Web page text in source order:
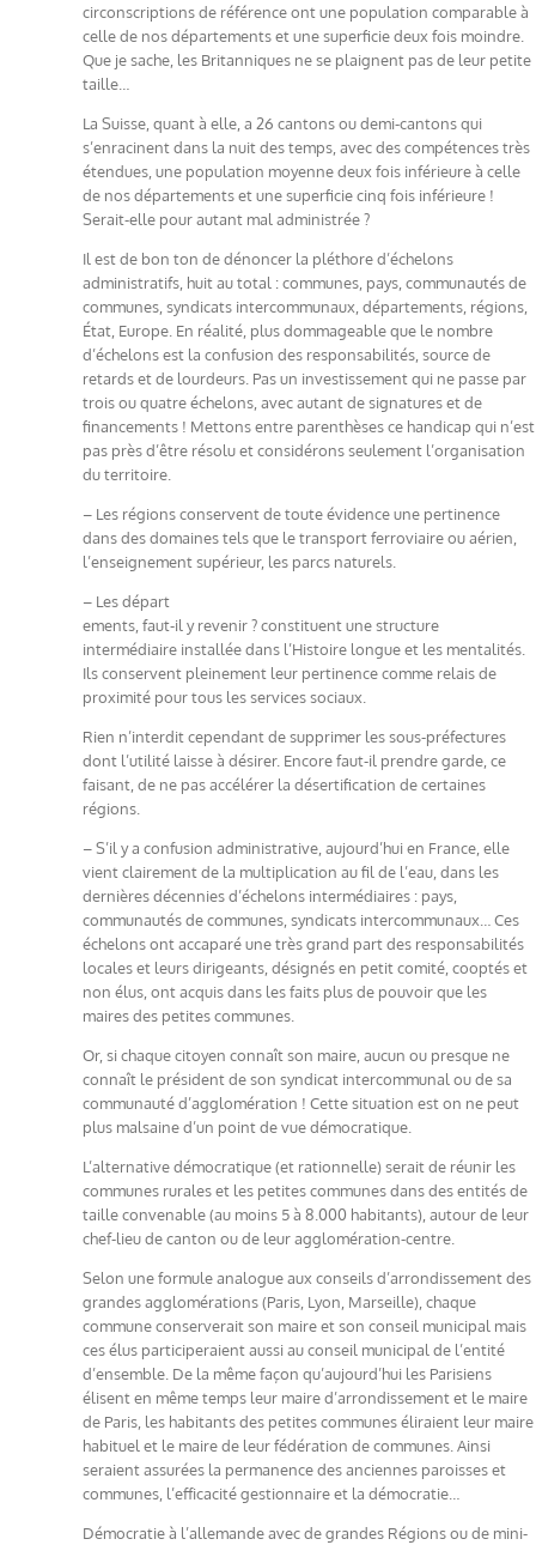
circonscriptions de référence ont une population comparable à
celle de nos départements et une superficie deux fois moindre.
Que je sache, les Britanniques ne se plaignent pas de leur petite
taille…
La Suisse, quant à elle, a 26 cantons ou demi-cantons qui
s’enracinent dans la nuit des temps, avec des compétences très
étendues, une population moyenne deux fois inférieure à celle
de nos départements et une superficie cinq fois inférieure !
Serait-elle pour autant mal administrée ?
Il est de bon ton de dénoncer la pléthore d’échelons
administratifs, huit au total : communes, pays, communautés de
communes, syndicats intercommunaux, départements, régions,
État, Europe. En réalité, plus dommageable que le nombre
d’échelons est la confusion des responsabilités, source de
retards et de lourdeurs. Pas un investissement qui ne passe par
trois ou quatre échelons, avec autant de signatures et de
financements ! Mettons entre parenthèses ce handicap qui n’est
pas près d’être résolu et considérons seulement l’organisation
du territoire.
– Les régions conservent de toute évidence une pertinence
dans des domaines tels que le transport ferroviaire ou aérien,
l’enseignement supérieur, les parcs naturels.
– Les départ
ements, faut-il y revenir ? constituent une structure
intermédiaire installée dans l’Histoire longue et les mentalités.
Ils conservent pleinement leur pertinence comme relais de
proximité pour tous les services sociaux.
Rien n’interdit cependant de supprimer les sous-préfectures
dont l’utilité laisse à désirer. Encore faut-il prendre garde, ce
faisant, de ne pas accélérer la désertification de certaines
régions.
– S’il y a confusion administrative, aujourd’hui en France, elle
vient clairement de la multiplication au fil de l’eau, dans les
dernières décennies d’échelons intermédiaires : pays,
communautés de communes, syndicats intercommunaux… Ces
échelons ont accaparé une très grand part des responsabilités
locales et leurs dirigeants, désignés en petit comité, cooptés et
non élus, ont acquis dans les faits plus de pouvoir que les
maires des petites communes.
Or, si chaque citoyen connaît son maire, aucun ou presque ne
connaît le président de son syndicat intercommunal ou de sa
communauté d’agglomération ! Cette situation est on ne peut
plus malsaine d’un point de vue démocratique.
L’alternative démocratique (et rationnelle) serait de réunir les
communes rurales et les petites communes dans des entités de
taille convenable (au moins 5 à 8.000 habitants), autour de leur
chef-lieu de canton ou de leur agglomération-centre.
Selon une formule analogue aux conseils d’arrondissement des
grandes agglomérations (Paris, Lyon, Marseille), chaque
commune conserverait son maire et son conseil municipal mais
ces élus participeraient aussi au conseil municipal de l’entité
d’ensemble. De la même façon qu’aujourd’hui les Parisiens
élisent en même temps leur maire d’arrondissement et le maire
de Paris, les habitants des petites communes éliraient leur maire
habituel et le maire de leur fédération de communes. Ainsi
seraient assurées la permanence des anciennes paroisses et
communes, l’efficacité gestionnaire et la démocratie…
Démocratie à l’allemande avec de grandes Régions ou de mini-